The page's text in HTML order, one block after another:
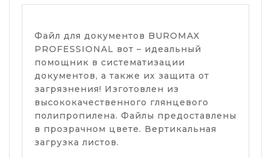
Файл для документов BUROMAX
PROFESSIONAL вот – идеальный
помощник в систематизации
документов, а также их защита от
загрязнения! Изготовлен из
высококачественного глянцевого
полипропилена. Файлы предоставлены
в прозрачном цвете. Вертикальная
загрузка листов.